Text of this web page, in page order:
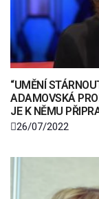
“UMĚNÍ
ADAMOVSKÁ
JE K NĚMU
26/07/2022